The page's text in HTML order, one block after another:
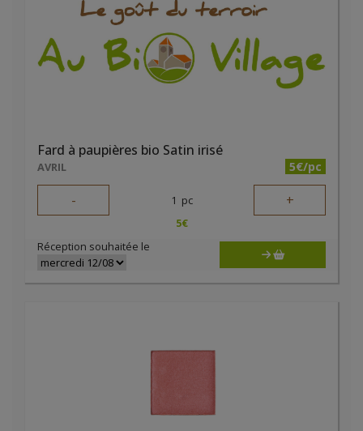
Fard à paupières bio Satin irisé
AVRIL 5€/pc
- 1 pc +
5€
Réception souhaitée le